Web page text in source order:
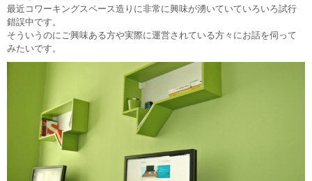
最近コワーキングスペース造りに非常に興味が湧いていていろいろ試行
錯誤中です。
そういうのにご興味ある方や実際に運営されている方々にお話を伺って
みたいです。